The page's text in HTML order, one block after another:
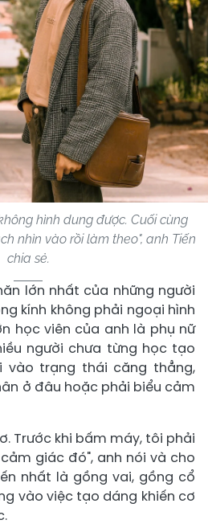
hình dung được. Cuối cùng
nhìn vào rồi làm theo", anh Tiến
chia sẻ.
lớn nhất của những người
kính không phải ngoại hình
học viên của anh là phụ nữ
người chưa từng học tạo
vào trạng thái căng thẳng,
ở đâu hoặc phải biểu cảm
Trước khi bấm máy, tôi phải
giác đó", anh nói và cho
nhất là gồng vai, gồng cổ
vào việc tạo dáng khiến cơ